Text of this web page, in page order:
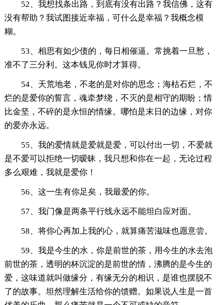
52、我想找条出路，到底有没有出路？我信佛，这有
没有帮助？我试图接近幸福，可什么是幸福？我概念模
糊。
53、相思有如少债的，每日相催逼。常挑着一旦愁，
准不了三分利。这本钱见你时才算得。
54、天荒地老，不老的是对你的思念；海枯石烂，不
烂的是爱你的誓言，魂牵梦绕，不灭的是相守的期盼；情
比金坚，不碎的是永恒的情缘。哪怕是末日的边缘，对你
的爱亦永远。
55、我的爱情就是爱就是爱，可以付出一切，不爱就
是不爱可以拒绝一切暧昧，我只想和你在一起，无论过程
多么艰难，我就是爱你！
56、这一生有你足矣，我最爱的你。
57、我门像是两条平行线永远不能坦白应对面。
58、将你心再加上我的心，就算痛苦滋味也愿意尝。
59、我是今生的水，你是前世的茶，用今生的水去泡
前世的茶，透明的杯沉淀的是前世的情，沸腾的是今生的
爱，这味道就叫做缘分，有缘无分的相识，是谁也摆脱不
了的故事。坦然理解生活给你的馈赠。如果说人生是一首